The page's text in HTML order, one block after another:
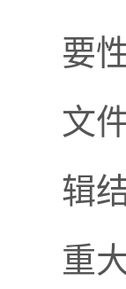
要
文
辑
重